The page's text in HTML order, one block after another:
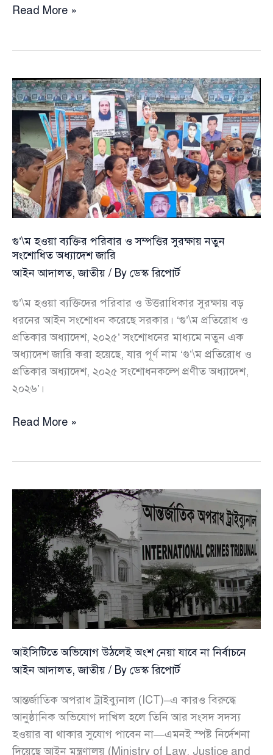
সকাল
উপস্থিতি
বাধ্যতামূলক:
মন্ত্রণালয়ের
কড়া
বার্তা
Read More »
গু’\ম হওয়া ব্যক্তির পরিবার ও সম্পত্তির সুরক্ষায় নতুন
সংশোধিত অধ্যাদেশ জারি
আইন আদালত,জাতীয় / By ডেস্ক রিপোর্ট
গু’\ম হওয়া ব্যক্তিদের পরিবার ও উত্তরাধিকার সুরক্ষায় বড়
ধরনের আইন সংশোধন করেছে সরকার। ‘গু’\ম প্রতিরোধ ও
প্রতিকার অধ্যাদেশ, ২০২৫’ সংশোধনের মাধ্যমে নতুন এক
অধ্যাদেশ জারি করা হয়েছে, যার পূর্ণ নাম ‘গু’\ম প্রতিরোধ ও
প্রতিকার অধ্যাদেশ, ২০২৫ সংশোধনকল্পে প্রণীত অধ্যাদেশ,
২০২৬’।
গু’\ম
ও
সম্পত্তির
সুরক্ষায়
নতুন
সংশোধিত
অধ্যাদেশ
জারি
Read More »
আইসিটিতে অভিযোগ উঠলেই অংশ নেয়া যাবে না নির্বাচনে
আইন আদালত,জাতীয় / By ডেস্ক রিপোর্ট
আন্তর্জাতিক অপরাধ ট্রাইব্যুনাল (ICT)–এ কারও বিরুদ্ধে
আনুষ্ঠানিক অভিযোগ দাখিল হলে তিনি আর সংসদ সদস্য
হওয়ার বা থাকার সুযোগ পাবেন না—এমনই স্পষ্ট নির্দেশনা
দিয়েছে আইন মন্ত্রণালয় (Ministry of Law, Justice and